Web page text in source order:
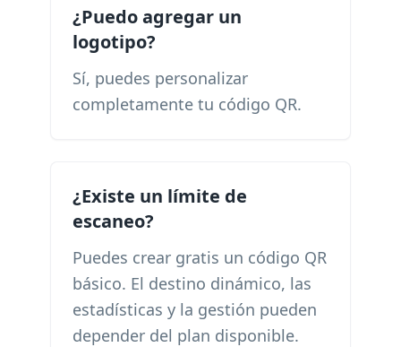
¿Puedo agregar un
logotipo?
Sí, puedes personalizar
completamente tu código QR.
¿Existe un límite de
escaneo?
Puedes crear gratis un código QR
básico. El destino dinámico, las
estadísticas y la gestión pueden
depender del plan disponible.